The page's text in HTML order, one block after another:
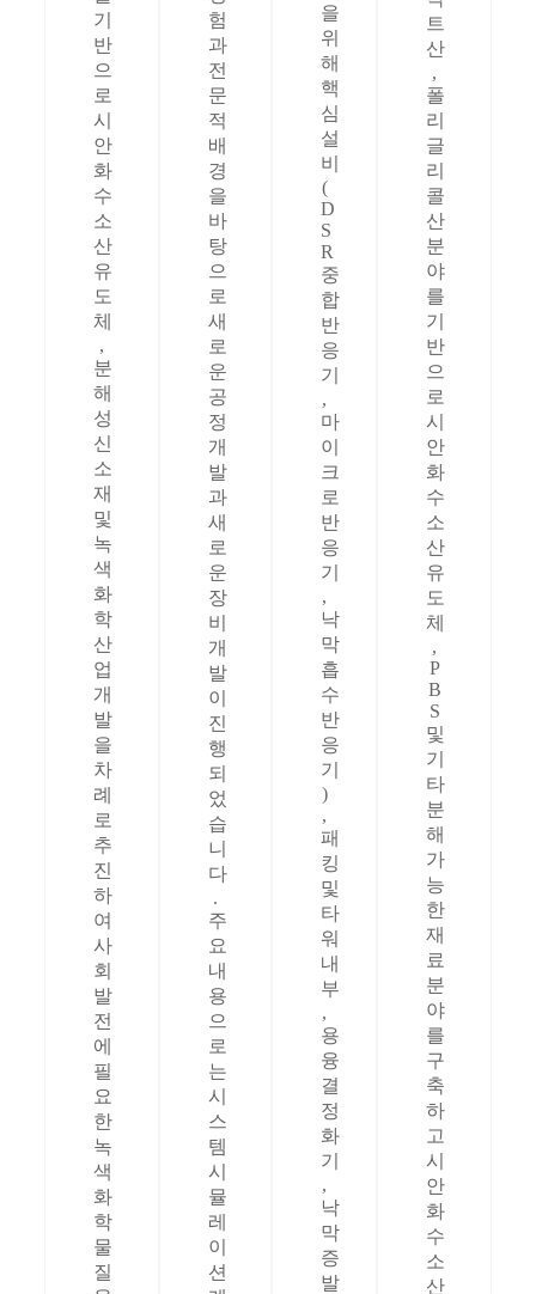
기
반
으
로
시
안
화
수
소
산
유
도
체
,
분
해
성
신
소
재
및
녹
색
화
학
산
업
개
발
을
차
례
로
추
진
하
여
사
회
발
전
에
필
요
한
녹
색
화
학
물
질
험
과
전
문
적
배
경
을
바
탕
으
로
새
로
운
공
정
개
발
과
새
로
운
장
비
개
발
이
진
행
되
었
습
니
다
.
주
요
내
용
으
로
는
시
스
템
시
뮬
레
이
션
을
위
해
핵
심
설
비
(
D
S
R
중
합
반
응
기
,
마
이
크
로
반
응
기
,
낙
막
흡
수
반
응
기
)
,
패
킹
및
타
워
내
부
,
용
융
결
정
화
기
,
낙
막
증
발
트
산
,
폴
리
글
리
콜
산
분
야
를
기
반
으
로
시
안
화
수
소
산
유
도
체
,
P
B
S
및
기
타
분
해
가
능
한
재
료
분
야
를
구
축
하
고
시
안
화
수
소
산